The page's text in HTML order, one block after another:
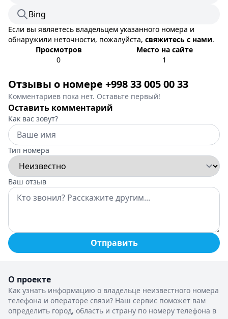
Bing
Если вы являетесь владельцем указанного номера и
обнаружили неточности, пожалуйста, свяжитесь с нами.
Просмотров
0
Место на сайте
1
Отзывы о номере +998 33 005 00 33
Комментариев пока нет. Оставьте первый!
Оставить комментарий
Как вас зовут?
Тип номера
Ваш отзыв
Отправить
О проекте
Как узнать информацию о владельце неизвестного номера
телефона и операторе связи? Наш сервис поможет вам
определить город, область и страну по номеру телефона в